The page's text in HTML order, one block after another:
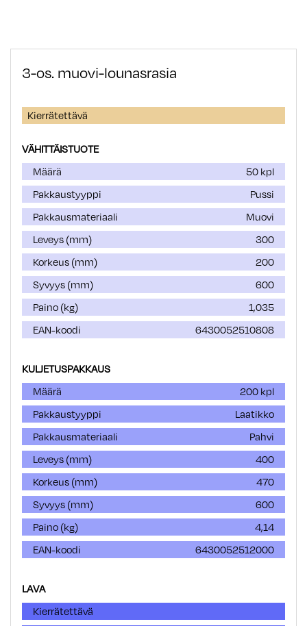
3-os. muovi-lounasrasia
Kierrätettävä
VÄHITTÄISTUOTE
Määrä
50 kpl
Pakkaustyyppi
Pussi
Pakkausmateriaali
Muovi
Leveys (mm)
300
Korkeus (mm)
200
Syvyys (mm)
600
Paino (kg)
1,035
EAN-koodi
6430052510808
KULJETUSPAKKAUS
Määrä
200 kpl
Pakkaustyyppi
Laatikko
Pakkausmateriaali
Pahvi
Leveys (mm)
400
Korkeus (mm)
470
Syvyys (mm)
600
Paino (kg)
4,14
EAN-koodi
6430052512000
LAVA
Kierrätettävä